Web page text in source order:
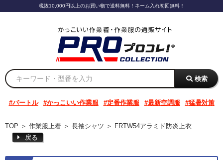
税抜10,000円以上のお買い物で送料無料！ネーム入れ初回無料！
検索
バートル かっこいい作業服 定番作業服 最新空調服 猛暑対策
TOP ＞ 作業服上着 ＞ 長袖シャツ ＞ FRTW54アラミド防炎上衣
戻る